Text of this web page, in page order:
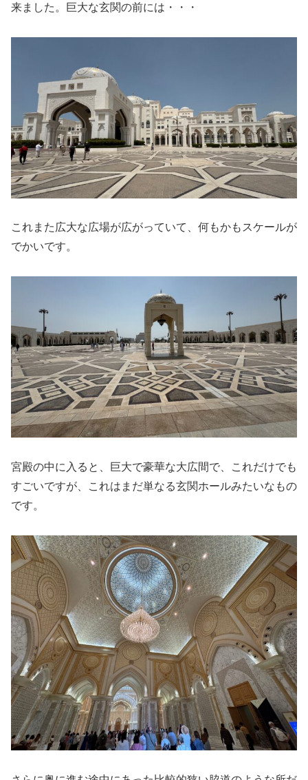
来ました。巨大な玄関の前には・・・
これまた広大な広場が広がっていて、何もかもスケールが
でかいです。
宮殿の中に入ると、巨大で豪華な大広間で、これだけでも
すごいですが、これはまだ単なる玄関ホールみたいなもの
です。